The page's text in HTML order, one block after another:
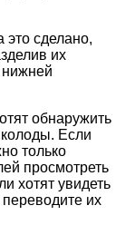
это сделано,
их
обнаружить
колоды. Если
только
просмотреть
хотят увидеть
переводите их